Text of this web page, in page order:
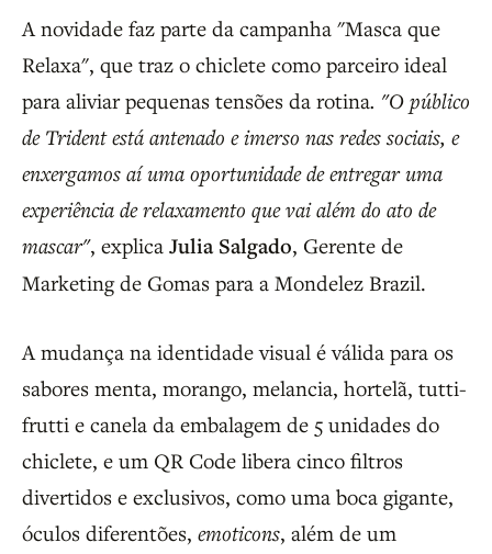
A novidade faz parte da campanha "Masca que
Relaxa", que traz o chiclete como parceiro ideal
para aliviar pequenas tensões da rotina. "O público
de Trident está antenado e imerso nas redes sociais, e
enxergamos aí uma oportunidade de entregar uma
experiência de relaxamento que vai além do ato de
mascar", explica Julia Salgado, Gerente de
Marketing de Gomas para a Mondelez Brazil.
A mudança na identidade visual é válida para os
sabores menta, morango, melancia, hortelã, tutti-
frutti e canela da embalagem de 5 unidades do
chiclete, e um QR Code libera cinco filtros
divertidos e exclusivos, como uma boca gigante,
óculos diferentões, emoticons, além de um